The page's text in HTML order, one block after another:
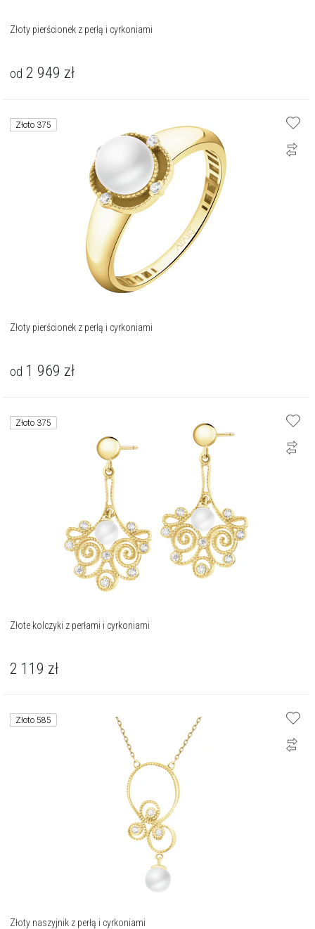
Złoty pierścionek z perłą i cyrkoniami
od 2 949 zł
Złoto 375
Złoty pierścionek z perłą i cyrkoniami
od 1 969 zł
Złoto 375
Złote kolczyki z perłami i cyrkoniami
2 119 zł
Złoto 585
Złoty naszyjnik z perłą i cyrkoniami